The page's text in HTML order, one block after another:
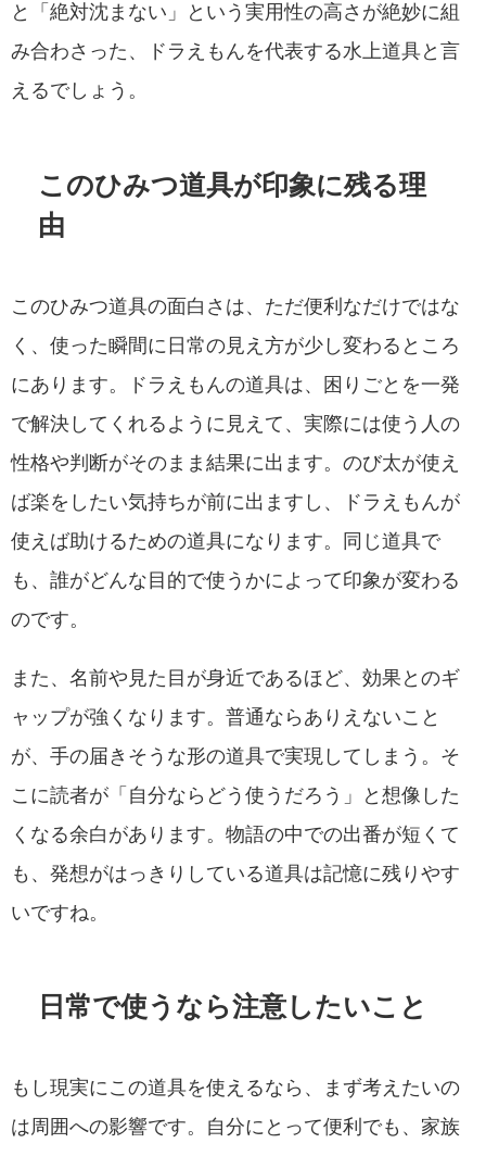
と「絶対沈まない」という実用性の高さが絶妙に組
み合わさった、ドラえもんを代表する水上道具と言
えるでしょう。
このひみつ道具が印象に残る理
由
このひみつ道具の面白さは、ただ便利なだけではな
く、使った瞬間に日常の見え方が少し変わるところ
にあります。ドラえもんの道具は、困りごとを一発
で解決してくれるように見えて、実際には使う人の
性格や判断がそのまま結果に出ます。のび太が使え
ば楽をしたい気持ちが前に出ますし、ドラえもんが
使えば助けるための道具になります。同じ道具で
も、誰がどんな目的で使うかによって印象が変わる
のです。
また、名前や見た目が身近であるほど、効果とのギ
ャップが強くなります。普通ならありえないこと
が、手の届きそうな形の道具で実現してしまう。そ
こに読者が「自分ならどう使うだろう」と想像した
くなる余白があります。物語の中での出番が短くて
も、発想がはっきりしている道具は記憶に残りやす
いですね。
日常で使うなら注意したいこと
もし現実にこの道具を使えるなら、まず考えたいの
は周囲への影響です。自分にとって便利でも、家族